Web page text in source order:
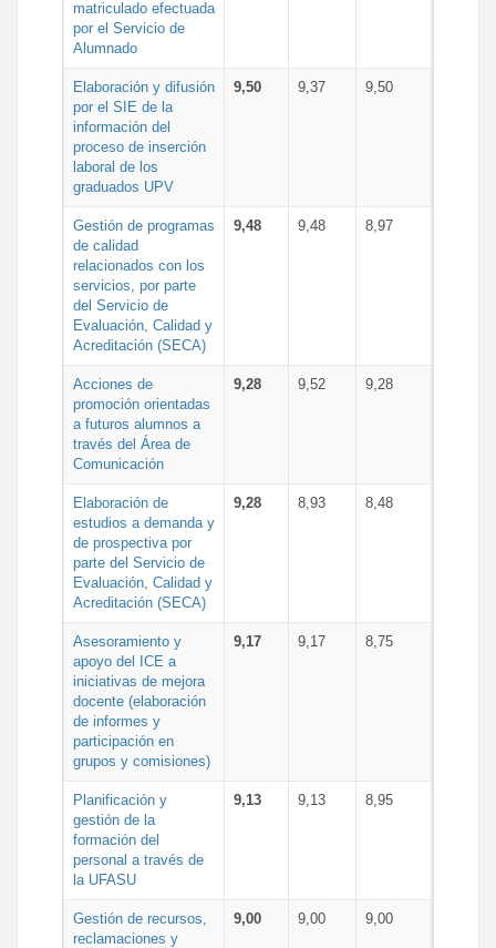
matriculado efectuada
por el Servicio de
Alumnado
Elaboración y difusión
por el SIE de la
información del
proceso de inserción
laboral de los
graduados UPV
9,50 9,37 9,50
Gestión de programas
de calidad
relacionados con los
servicios, por parte
del Servicio de
Evaluación, Calidad y
Acreditación (SECA)
9,48 9,48 8,97
Acciones de
promoción orientadas
a futuros alumnos a
través del Área de
Comunicación
9,28 9,52 9,28
Elaboración de
estudios a demanda y
de prospectiva por
parte del Servicio de
Evaluación, Calidad y
Acreditación (SECA)
9,28 8,93 8,48
Asesoramiento y
apoyo del ICE a
iniciativas de mejora
docente (elaboración
de informes y
participación en
grupos y comisiones)
9,17 9,17 8,75
Planificación y
gestión de la
formación del
personal a través de
la UFASU
9,13 9,13 8,95
Gestión de recursos,
reclamaciones y
9,00 9,00 9,00